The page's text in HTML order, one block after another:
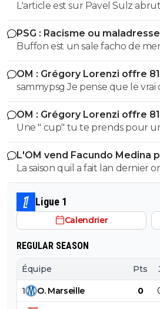
L'article est sur Pavel Sulz
PSG : Racisme ou
Buffon est un sale facho de
cetait pas un hasard...
OM : Grégory Lorenzi offre
sammypsg Je pense que le
700 M
OM : Grégory Lorenzi offre
Une " cup" tu te prends
L'OM vend Facundo Medina
La saison quil a fait lan dernier
son poste ils auraient pas fait
saison et le peu de fois où on l'a
lors de quel match tu l'a vu
bide et ses croissants a la place
Ligue 1
Calendrier
REGULAR SEASON
Équipe Pts
1 O. Marseille 0